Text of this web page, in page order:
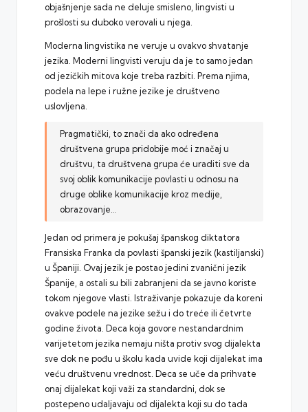
objašnjenje sada ne deluje smisleno, lingvisti u
prošlosti su duboko verovali u njega.
Moderna lingvistika ne veruje u ovakvo shvatanje
jezika. Moderni lingvisti veruju da je to samo jedan
od jezičkih mitova koje treba razbiti. Prema njima,
podela na lepe i ružne jezike je društveno
uslovljena.
Pragmatički, to znači da ako određena
društvena grupa pridobije moć i značaj u
društvu, ta društvena grupa će uraditi sve da
svoj oblik komunikacije povlasti u odnosu na
druge oblike komunikacije kroz medije,
obrazovanje…
Jedan od primera je pokušaj španskog diktatora
Fransiska Franka da povlasti španski jezik (kastiljanski)
u Španiji. Ovaj jezik je postao jedini zvanični jezik
Španije, a ostali su bili zabranjeni da se javno koriste
tokom njegove vlasti. Istraživanje pokazuje da koreni
ovakve podele na jezike sežu i do treće ili četvrte
godine života. Deca koja govore nestandardnim
varijetetom jezika nemaju ništa protiv svog dijalekta
sve dok ne pođu u školu kada uvide koji dijalekat ima
veću društvenu vrednost. Deca se uče da prihvate
onaj dijalekat koji važi za standardni, dok se
postepeno udaljavaju od dijalekta koji su do tada